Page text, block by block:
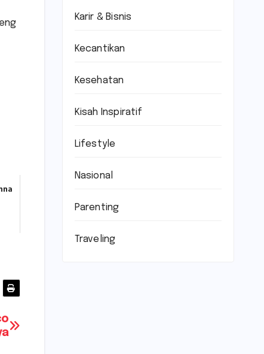
Karir & Bisnis
Kecantikan
Kesehatan
Kisah Inspiratif
Lifestyle
Nasional
Parenting
Traveling